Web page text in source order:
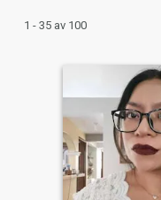
1 - 35 av 100